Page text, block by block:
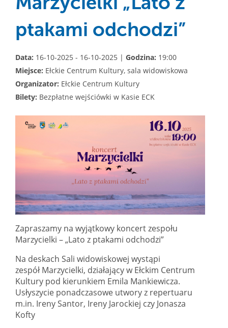
ptakami odchodzi”
Data: 16-10-2025 - 16-10-2025 | Godzina: 19:00
Miejsce: Ełckie Centrum Kultury, sala widowiskowa
Organizator: Ełckie Centrum Kultury
Bilety: Bezpłatne wejściówki w Kasie ECK
Zapraszamy na wyjątkowy koncert zespołu
Marzycielki – „Lato z ptakami odchodzi”
Na deskach Sali widowiskowej wystąpi
zespół Marzycielki, działający w Ełckim Centrum
Kultury pod kierunkiem Emila Mankiewicza.
Usłyszycie ponadczasowe utwory z repertuaru
m.in. Ireny Santor, Ireny Jarockiej czy Jonasza
Kofty